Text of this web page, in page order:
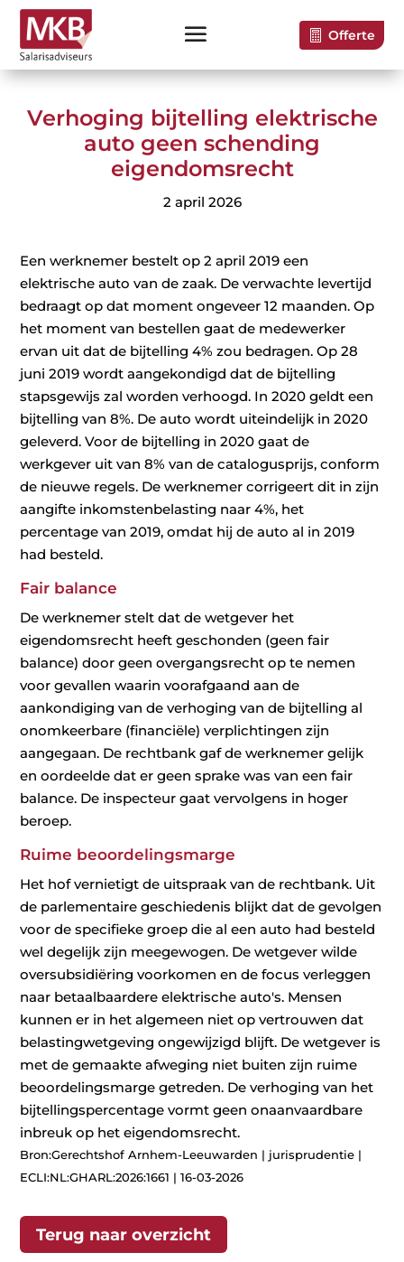
Offerte
Verhoging bijtelling elektrische
auto geen schending
eigendomsrecht
2 april 2026
Een werknemer bestelt op 2 april 2019 een
elektrische auto van de zaak. De verwachte levertijd
bedraagt op dat moment ongeveer 12 maanden. Op
het moment van bestellen gaat de medewerker
ervan uit dat de bijtelling 4% zou bedragen. Op 28
juni 2019 wordt aangekondigd dat de bijtelling
stapsgewijs zal worden verhoogd. In 2020 geldt een
bijtelling van 8%. De auto wordt uiteindelijk in 2020
geleverd. Voor de bijtelling in 2020 gaat de
werkgever uit van 8% van de catalogusprijs, conform
de nieuwe regels. De werknemer corrigeert dit in zijn
aangifte inkomstenbelasting naar 4%, het
percentage van 2019, omdat hij de auto al in 2019
had besteld.
Fair balance
De werknemer stelt dat de wetgever het
eigendomsrecht heeft geschonden (geen fair
balance) door geen overgangsrecht op te nemen
voor gevallen waarin voorafgaand aan de
aankondiging van de verhoging van de bijtelling al
onomkeerbare (financiële) verplichtingen zijn
aangegaan. De rechtbank gaf de werknemer gelijk
en oordeelde dat er geen sprake was van een fair
balance. De inspecteur gaat vervolgens in hoger
beroep.
Ruime beoordelingsmarge
Het hof vernietigt de uitspraak van de rechtbank. Uit
de parlementaire geschiedenis blijkt dat de gevolgen
voor de specifieke groep die al een auto had besteld
wel degelijk zijn meegewogen. De wetgever wilde
oversubsidiëring voorkomen en de focus verleggen
naar betaalbaardere elektrische auto's. Mensen
kunnen er in het algemeen niet op vertrouwen dat
belastingwetgeving ongewijzigd blijft. De wetgever is
met de gemaakte afweging niet buiten zijn ruime
beoordelingsmarge getreden. De verhoging van het
bijtellingspercentage vormt geen onaanvaardbare
inbreuk op het eigendomsrecht.
Bron:Gerechtshof Arnhem-Leeuwarden | jurisprudentie |
ECLI:NL:GHARL:2026:1661 | 16-03-2026
Terug naar overzicht